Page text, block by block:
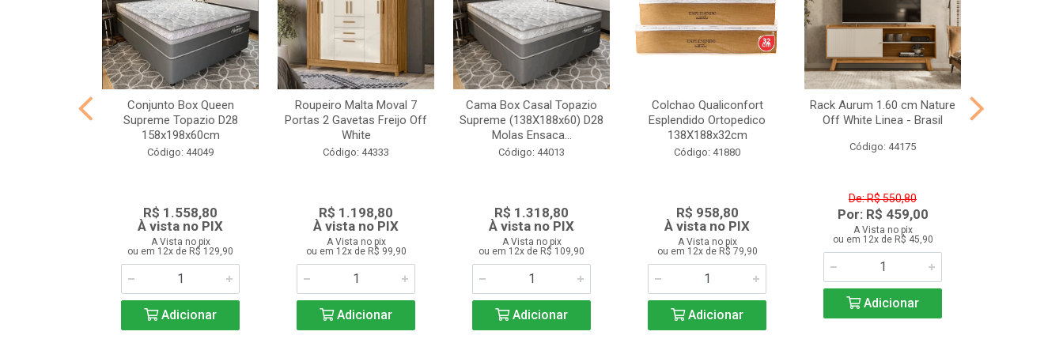
Conjunto Box Queen
Supreme Topazio D28
158x198x60cm
Código: 44049
R$ 1.558,80
À vista no PIX
A Vista no pix
ou em 12x de R$ 129,90
Adicionar
Roupeiro Malta Moval 7
Portas 2 Gavetas Freijo Off
White
Código: 44333
R$ 1.198,80
À vista no PIX
A Vista no pix
ou em 12x de R$ 99,90
Adicionar
Cama Box Casal Topazio
Supreme (138X188x60) D28
Molas Ensaca...
Código: 44013
R$ 1.318,80
À vista no PIX
A Vista no pix
ou em 12x de R$ 109,90
Adicionar
Colchao Qualiconfort
Esplendido Ortopedico
138X188x32cm
Código: 41880
R$ 958,80
À vista no PIX
A Vista no pix
ou em 12x de R$ 79,90
Adicionar
Rack Aurum 1.60 cm Nature
Off White Linea - Brasil
Código: 44175
De: R$ 550,80
Por: R$ 459,00
A Vista no pix
ou em 12x de R$ 45,90
Adicionar